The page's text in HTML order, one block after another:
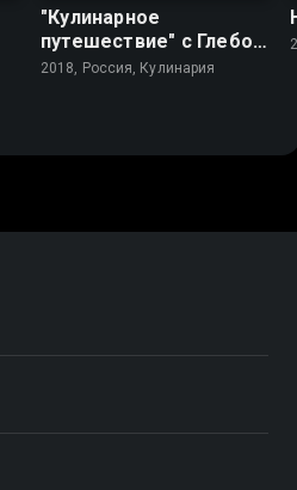
"Кулинарное
путешествие" с Глебом
Астафьевым
2018, Россия, Кулинария